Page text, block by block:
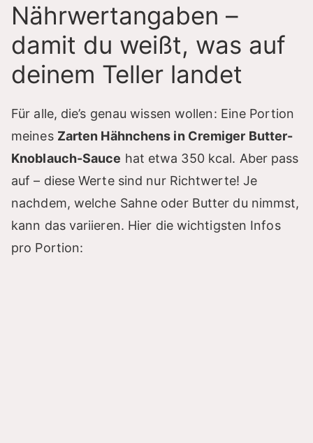
Nährwertangaben –
damit du weißt, was auf
deinem Teller landet
Für alle, die’s genau wissen wollen: Eine Portion
meines Zarten Hähnchens in Cremiger Butter-
Knoblauch-Sauce hat etwa 350 kcal. Aber pass
auf – diese Werte sind nur Richtwerte! Je
nachdem, welche Sahne oder Butter du nimmst,
kann das variieren. Hier die wichtigsten Infos
pro Portion: